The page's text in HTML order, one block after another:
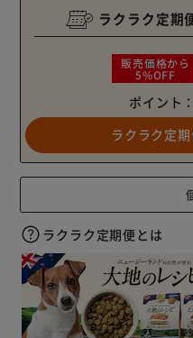
ラクラク定期
販売価格から
5%OFF
ポイント：
ラクラク定
ラクラク定期便とは